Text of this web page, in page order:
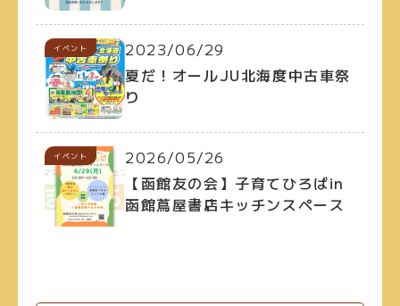
イベント
2023/06/29
夏だ！オールJU北海度中古車祭
り
イベント
2026/05/26
【函館友の会】子育てひろばin
函館蔦屋書店キッチンスペース